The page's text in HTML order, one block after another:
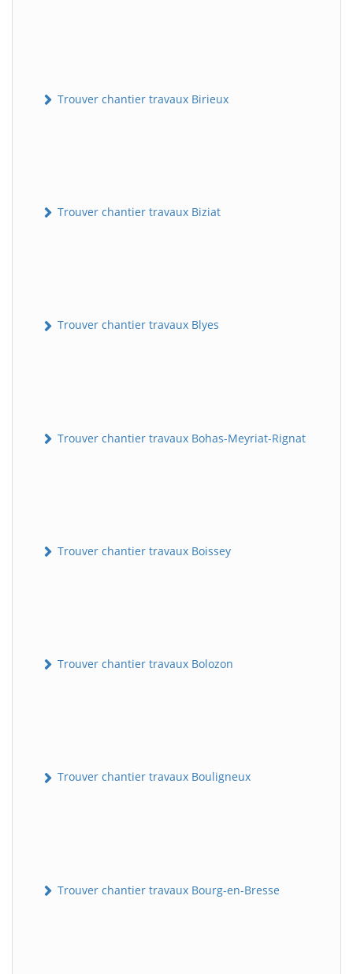
Trouver chantier travaux Birieux
Trouver chantier travaux Biziat
Trouver chantier travaux Blyes
Trouver chantier travaux Bohas-Meyriat-Rignat
Trouver chantier travaux Boissey
Trouver chantier travaux Bolozon
Trouver chantier travaux Bouligneux
Trouver chantier travaux Bourg-en-Bresse